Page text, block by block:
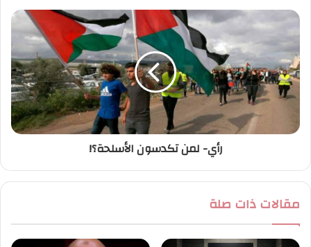
رأي- لمن تكدسون الأسلحة؟!
مقالات ذات صلة